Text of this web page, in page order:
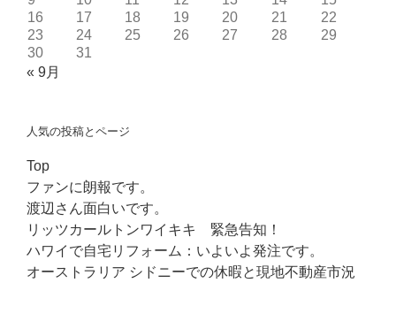
16
17 18 19 20 21
22
23
24 25 26 27 28
29
30
31
« 9月
人気の投稿とページ
Top
ファンに朗報です。
渡辺さん面白いです。
リッツカールトンワイキキ 緊急告知！
ハワイで自宅リフォーム：いよいよ発注です。
オーストラリア シドニーでの休暇と現地不動産市況